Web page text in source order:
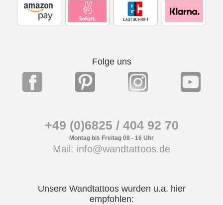
Folge uns
+49 (0)6825 / 404 92 70
Montag bis Freitag 08 - 16 Uhr
Mail: info@wandtattoos.de
Unsere Wandtattoos wurden u.a. hier
empfohlen: